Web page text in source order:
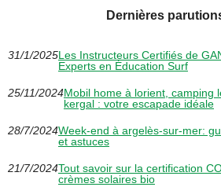
Dernières
31/1/2025Les Instructeurs Certifiés de
Experts en Éducation Surf
25/11/2024Mobil home à lorient, camping
kergal : votre escapade idéale
28/7/2024Week-end à argelès-sur-mer:
et astuces
21/7/2024Tout savoir sur la certification
crèmes solaires bio